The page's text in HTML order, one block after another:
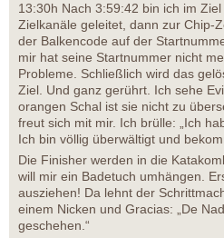
13:30h Nach 3:59:42 bin ich im
Zielkanäle geleitet, dann zur Chip-
der Balkencode auf der
mir hat seine Startnummer nicht
Probleme. Schließlich wird das
Ziel. Und ganz gerührt. Ich sehe
orangen Schal ist sie nicht zu
freut sich mit mir. Ich brülle: „Ich
Ich bin völlig überwältigt und
Die Finisher werden in die
will mir ein Badetuch umhängen.
ausziehen! Da lehnt der
einem Nicken und Gracias: „De
geschehen.“